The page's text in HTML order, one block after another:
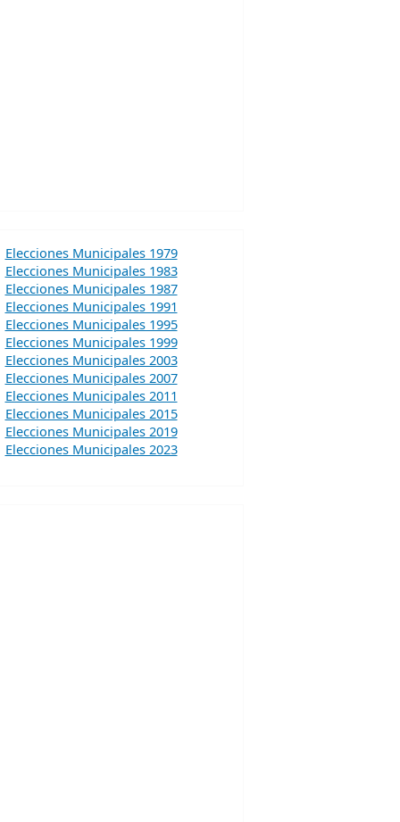
Elecciones Municipales 1979
Elecciones Municipales 1983
Elecciones Municipales 1987
Elecciones Municipales 1991
Elecciones Municipales 1995
Elecciones Municipales 1999
Elecciones Municipales 2003
Elecciones Municipales 2007
Elecciones Municipales 2011
Elecciones Municipales 2015
Elecciones Municipales 2019
Elecciones Municipales 2023